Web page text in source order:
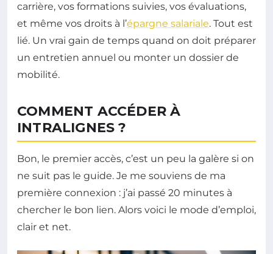
carrière, vos formations suivies, vos évaluations,
et même vos droits à l’épargne salariale. Tout est
lié. Un vrai gain de temps quand on doit préparer
un entretien annuel ou monter un dossier de
mobilité.
COMMENT ACCÉDER À
INTRALIGNES ?
Bon, le premier accès, c’est un peu la galère si on
ne suit pas le guide. Je me souviens de ma
première connexion : j’ai passé 20 minutes à
chercher le bon lien. Alors voici le mode d’emploi,
clair et net.